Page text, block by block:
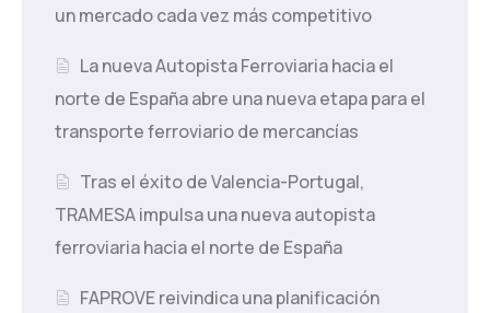
un mercado cada vez más competitivo
La nueva Autopista Ferroviaria hacia el
norte de España abre una nueva etapa para el
transporte ferroviario de mercancías
Tras el éxito de Valencia-Portugal,
TRAMESA impulsa una nueva autopista
ferroviaria hacia el norte de España
FAPROVE reivindica una planificación